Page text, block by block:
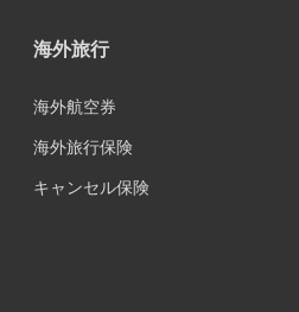
海外旅行
海外航空券
海外旅行保険
キャンセル保険